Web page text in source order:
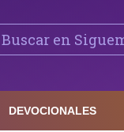
DEVOCIONALES